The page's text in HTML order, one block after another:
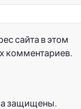
сайта в этом
комментариев.
защищены.